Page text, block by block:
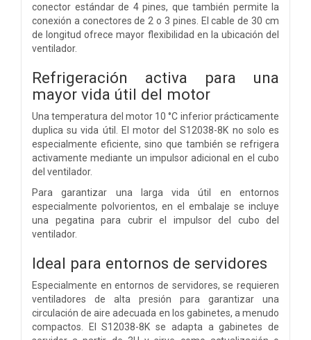
conector estándar de 4 pines, que también permite la
conexión a conectores de 2 o 3 pines. El cable de 30 cm
de longitud ofrece mayor flexibilidad en la ubicación del
ventilador.
Refrigeración activa para una
mayor vida útil del motor
Una temperatura del motor 10 °C inferior prácticamente
duplica su vida útil. El motor del S12038-8K no solo es
especialmente eficiente, sino que también se refrigera
activamente mediante un impulsor adicional en el cubo
del ventilador.
Para garantizar una larga vida útil en entornos
especialmente polvorientos, en el embalaje se incluye
una pegatina para cubrir el impulsor del cubo del
ventilador.
Ideal para entornos de servidores
Especialmente en entornos de servidores, se requieren
ventiladores de alta presión para garantizar una
circulación de aire adecuada en los gabinetes, a menudo
compactos. El S12038-8K se adapta a gabinetes de